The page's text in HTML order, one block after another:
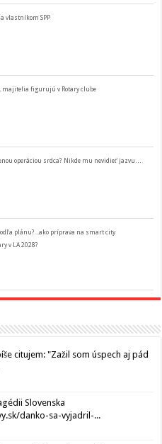
vlastníkom SPP
majitelia figurujú v Rotary clube
operáciou srdca? Nikde mu nevidieť jazvu…
plánu? ..ako príprava na smart city
v LA 2028?
citujem: "Zažil som úspech aj pád
Slovenska
danko-sa-vyjadril-...